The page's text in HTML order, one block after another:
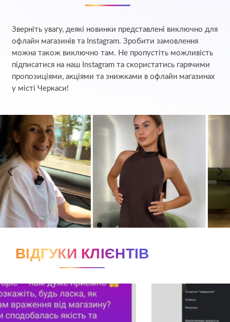
Зверніть увагу, деякі новинки представлені виключно для
офлайн магазинів та Instagram. Зробити замовлення
можна також виключно там. Не пропустіть можливість
підписатися на наш Instagram та скористатись гарячими
пропозиціями, акціями та знижками в офлайн магазинах
у місті Черкаси!
ВІДГУКИ КЛІЄНТІВ